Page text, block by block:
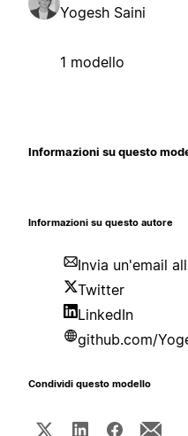
Yogesh Saini
1 modello
Informazioni su questo
Informazioni su questo autore
Invia un'email
Twitter
LinkedIn
github.com/
Condividi questo modello